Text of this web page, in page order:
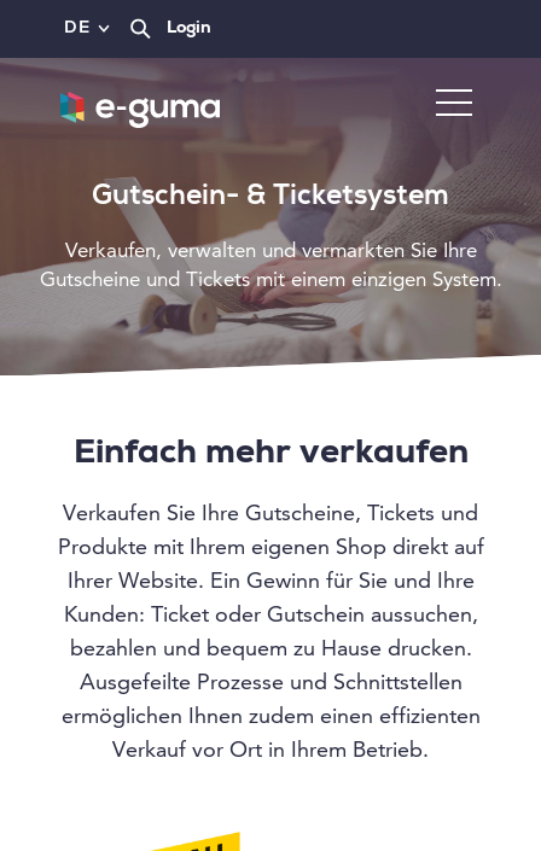
DE Login
Gutschein- & Ticketsystem
Verkaufen, verwalten und vermarkten Sie Ihre
Gutscheine und Tickets mit einem einzigen System.
Einfach mehr verkaufen
Verkaufen Sie Ihre Gutscheine, Tickets und
Produkte mit Ihrem eigenen Shop direkt auf
Ihrer Website. Ein Gewinn für Sie und Ihre
Kunden: Ticket oder Gutschein aussuchen,
bezahlen und bequem zu Hause drucken.
Ausgefeilte Prozesse und Schnittstellen
ermöglichen Ihnen zudem einen effizienten
Verkauf vor Ort in Ihrem Betrieb.